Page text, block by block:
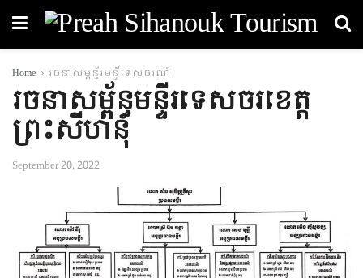
Home រចនាសម្ពន័្ធរមន្ទីទេសចរណ៍
រចនាសម្ព័ន្ធមន្ទីរទេសចរខេត្ត
ព្រះសីហនុ
September 20, 2022